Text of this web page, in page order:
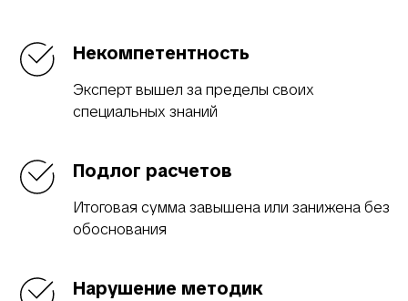
Некомпетентность
Эксперт вышел за пределы своих
специальных знаний
Подлог расчетов
Итоговая сумма завышена или занижена без
обоснования
Нарушение методик